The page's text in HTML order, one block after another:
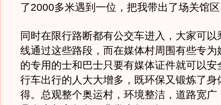
了2000多米遇到一位，把我带出了场关馆
同时在限行路断都有公交车进入，大家可以
线通过这些路段，而在媒体村周围有些专为
的专用的士和巴士只要有媒体证件就可以安
行车出行的人大大增多，既环保又锻炼了身
得。总观整个奥运村，环境整洁，道路宽广